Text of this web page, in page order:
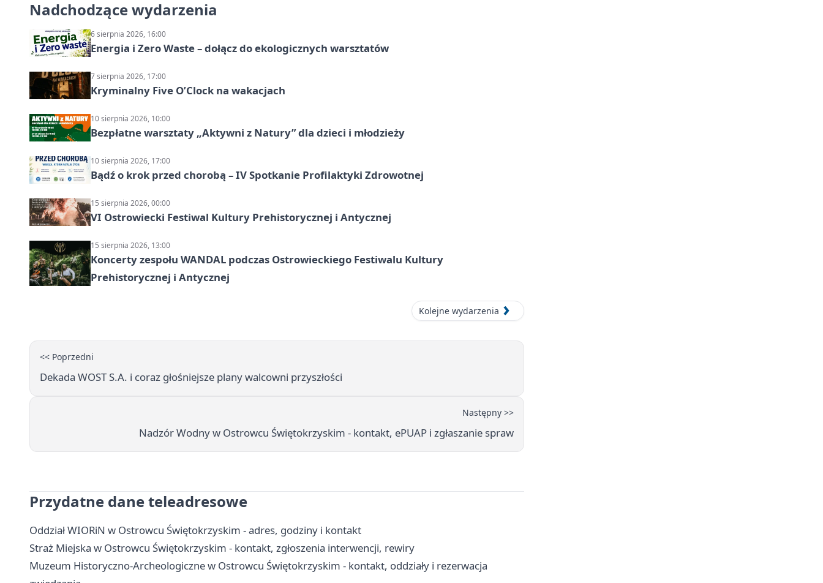
Nadchodzące wydarzenia
6 sierpnia 2026, 16:00
Energia i Zero Waste – dołącz do ekologicznych warsztatów
7 sierpnia 2026, 17:00
Kryminalny Five O’Clock na wakacjach
10 sierpnia 2026, 10:00
Bezpłatne warsztaty „Aktywni z Natury” dla dzieci i młodzieży
10 sierpnia 2026, 17:00
Bądź o krok przed chorobą – IV Spotkanie Profilaktyki Zdrowotnej
15 sierpnia 2026, 00:00
VI Ostrowiecki Festiwal Kultury Prehistorycznej i Antycznej
15 sierpnia 2026, 13:00
Koncerty zespołu WANDAL podczas Ostrowieckiego Festiwalu Kultury
Prehistorycznej i Antycznej
Kolejne wydarzenia
<< Poprzedni
Dekada WOST S.A. i coraz głośniejsze plany walcowni przyszłości
Następny >>
Nadzór Wodny w Ostrowcu Świętokrzyskim - kontakt, ePUAP i zgłaszanie spraw
Przydatne dane teleadresowe
Oddział WIORiN w Ostrowcu Świętokrzyskim - adres, godziny i kontakt
Straż Miejska w Ostrowcu Świętokrzyskim - kontakt, zgłoszenia interwencji, rewiry
Muzeum Historyczno-Archeologiczne w Ostrowcu Świętokrzyskim - kontakt, oddziały i rezerwacja